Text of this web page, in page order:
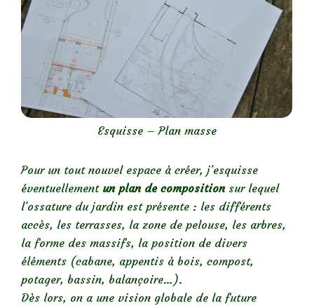
Esquisse – Plan masse
Pour un tout nouvel espace à créer, j’esquisse
éventuellement un plan de compositionsur lequel
l’ossature du jardin est présente : les différents
accès, les terrasses, la zone de pelouse, les arbres,
la forme des massifs, la position de divers
éléments (cabane, appentis à bois, compost,
potager, bassin, balançoire…).
Dès lors, on a une vision globale de la future